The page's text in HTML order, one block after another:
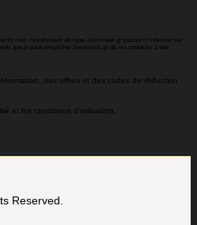
mes coordonnées afin que Jasminedr.gr puisse m'informer sur
que je peux empêcher Jasminedr.gr de me contacter à tout
des offres et des codes de réduction
et les conditions d'utilisation.
Reserved.